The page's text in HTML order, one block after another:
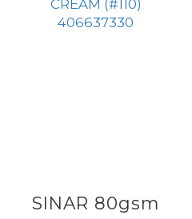
SINAR 80gsm